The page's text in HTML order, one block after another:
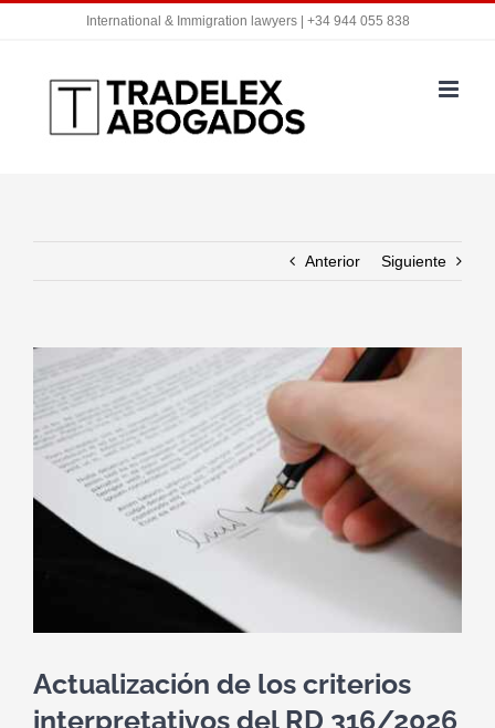
contenido
International & Immigration lawyers | +34 944 055 838
Anterior Siguiente
imagen
más
grande
Actualización de los criterios
interpretativos del RD 316/2026